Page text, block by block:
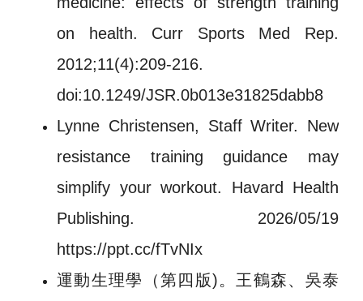
on health. Curr Sports Med Rep.
2012;11(4):209-216.
doi:10.1249/JSR.0b013e31825dabb8
Lynne Christensen, Staff Writer. New
resistance training guidance may
simplify your workout. Havard Health
Publishing. 2026/05/19
https://ppt.cc/fTvNIx
運動生理學（第四版)。王鶴森、吳泰